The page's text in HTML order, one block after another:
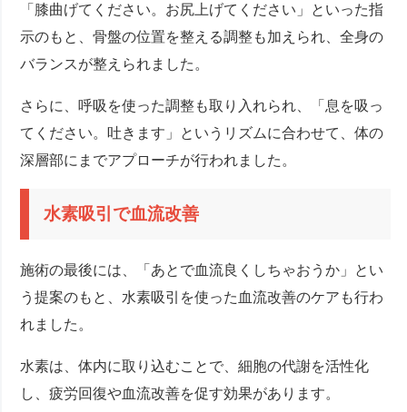
「膝曲げてください。お尻上げてください」といった指
示のもと、骨盤の位置を整える調整も加えられ、全身の
バランスが整えられました。
さらに、呼吸を使った調整も取り入れられ、「息を吸っ
てください。吐きます」というリズムに合わせて、体の
深層部にまでアプローチが行われました。
水素吸引で血流改善
施術の最後には、「あとで血流良くしちゃおうか」とい
う提案のもと、水素吸引を使った血流改善のケアも行わ
れました。
水素は、体内に取り込むことで、細胞の代謝を活性化
し、疲労回復や血流改善を促す効果があります。